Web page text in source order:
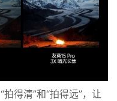
“拍得清”和“拍得远”， 让